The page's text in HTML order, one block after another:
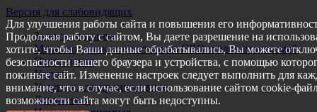
Версия для слабовидящих
Запись на прием
Меры поддержки участникам СВО и членам их семей
Пресс-центр
Услуги
Услуги в электронном виде
Документы
Для улучшения работы сайта и повышения его
Продолжая работу с сайтом, Вы даете разрешение на
хотите, чтобы Ваши данные обрабатывались, Вы можете
безопасности вашего браузера и устройства, с помощью
покиньте сайт. Изменение настроек следует выполнить для
внимание, что в случае, если использование сайтом cookie-
возможности сайта могут быть недоступны.